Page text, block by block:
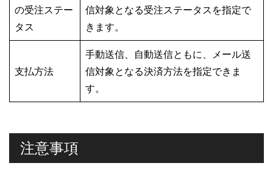
の受注ステー
タス
信対象となる受注ステータスを指定で
きます。
支払方法
手動送信、自動送信ともに、メール送
信対象となる決済方法を指定できま
す。
注意事項